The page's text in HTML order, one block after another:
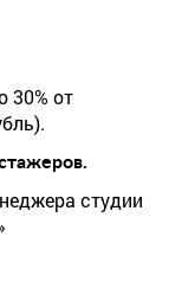
30% от
студии